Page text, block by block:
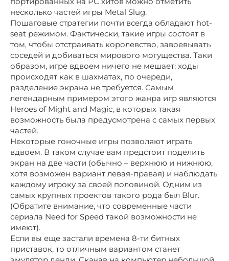
несколько частей игры Metal Slug.
Пошаговые стратегии почти всегда обладают hot-
seat режимом. Фактически, такие игры состоят в
том, чтобы отстраивать королевство, завоевывать
соседей и добиваться мирового могущества. Таки
образом, игре вдвоем ничего не мешает: ходы
происходят как в шахматах, по очереди,
разделение экрана не требуется. Самым
легендарным примером этого жанра игр являются
Heroes of Might and Magic, в которых такая
возможность была предусмотрена с самых первых
частей.
Некоторые гоночные игры позволяют играть
вдвоем. В таком случае вам предстоит поделить
экран на две части (обычно – верхнюю и нижнюю,
хотя возможен вариант левая-правая) и наблюдать
каждому игроку за своей половиной. Одним из
самых крупных проектов такого рода был Blur.
(Обратите внимание, что современные части
сериала Need for Speed такой возможности не
имеют).
Если вы еще застали времена 8-ти битных
приставок, то отличным вариантом станет